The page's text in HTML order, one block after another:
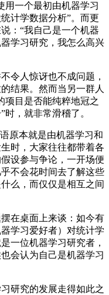
一个最初由机器学习
计学数据分析”。而更
：“我自己是一个机器
学习研究，我怎么高兴
人惊讶也不成问题，
结果。然而当另一群人
目是否能纯粹地冠之
，就非常滑稽了。
原本就是由机器学习和
时，大家往往都带着各
设参与争论，一开场便
不会花时间去了解这些
么，而仅仅是相互之间
在桌面上来谈：如今有
学习爱好者）对统计学
一位机器学习研究者，
会认为自己是机器学习
研究的发展走得如此之